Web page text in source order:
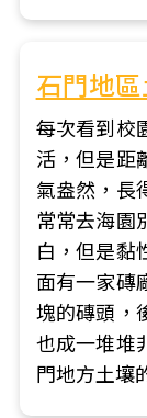
石門地
每次看到校
活，但是距
氣盎然，長
常常去海園
白，但是黏
面有一家磚
塊的磚頭，
也成一堆堆
門地方土壤